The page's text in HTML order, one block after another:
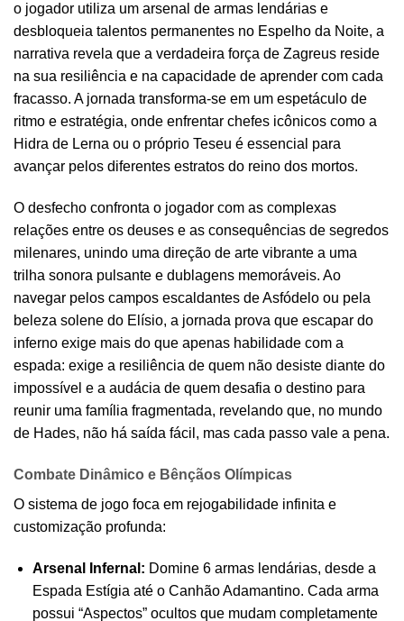
o jogador utiliza um arsenal de armas lendárias e
desbloqueia talentos permanentes no Espelho da Noite, a
narrativa revela que a verdadeira força de Zagreus reside
na sua resiliência e na capacidade de aprender com cada
fracasso. A jornada transforma-se em um espetáculo de
ritmo e estratégia, onde enfrentar chefes icônicos como a
Hidra de Lerna ou o próprio Teseu é essencial para
avançar pelos diferentes estratos do reino dos mortos.
O desfecho confronta o jogador com as complexas
relações entre os deuses e as consequências de segredos
milenares, unindo uma direção de arte vibrante a uma
trilha sonora pulsante e dublagens memoráveis. Ao
navegar pelos campos escaldantes de Asfódelo ou pela
beleza solene do Elísio, a jornada prova que escapar do
inferno exige mais do que apenas habilidade com a
espada: exige a resiliência de quem não desiste diante do
impossível e a audácia de quem desafia o destino para
reunir uma família fragmentada, revelando que, no mundo
de Hades, não há saída fácil, mas cada passo vale a pena.
Combate Dinâmico e Bênçãos Olímpicas
O sistema de jogo foca em rejogabilidade infinita e
customização profunda:
Arsenal Infernal: Domine 6 armas lendárias, desde a
Espada Estígia até o Canhão Adamantino. Cada arma
possui “Aspectos” ocultos que mudam completamente